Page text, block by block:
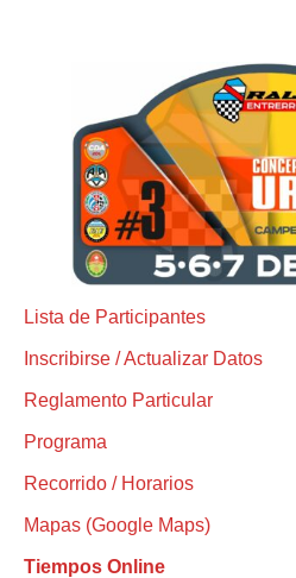
Lista de Participantes
Inscribirse / Actualizar Datos
Reglamento Particular
Programa
Recorrido / Horarios
Mapas (Google Maps)
Tiempos Online